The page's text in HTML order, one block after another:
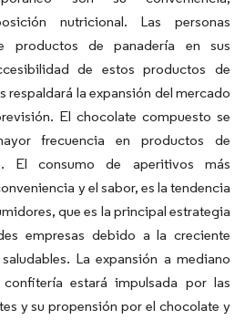
nutricional. Las personas
productos de panadería en sus
de estos productos de
respaldará la expansión del mercado
El chocolate compuesto se
frecuencia en productos de
El consumo de aperitivos más
y el sabor, es la tendencia
que es la principal estrategia
empresas debido a la creciente
La expansión a mediano
estará impulsada por las
y su propensión por el chocolate y